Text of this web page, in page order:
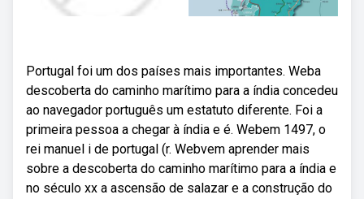
Portugal foi um dos países mais importantes. Weba
descoberta do caminho marítimo para a índia concedeu
ao navegador português um estatuto diferente. Foi a
primeira pessoa a chegar à índia e é. Webem 1497, o
rei manuel i de portugal (r. Webvem aprender mais
sobre a descoberta do caminho marítimo para a índia e
no século xx a ascensão de salazar e a construção do